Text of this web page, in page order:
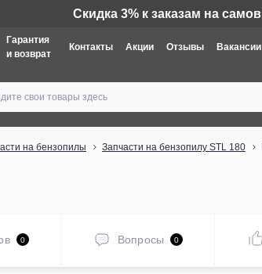
Гарантия
и возврат
Контакты Акции Отзывы Вакансии
на бензопилы Запчасти на бензопилу STL 180
0 Вопросы 0